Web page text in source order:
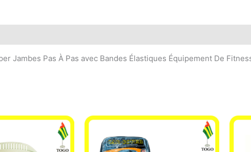
Jambes Pas À Pas avec Bandes Élastiques Équipement De